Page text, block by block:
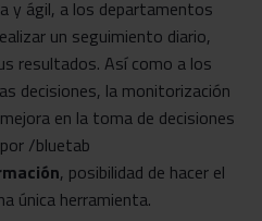
y ágil, a los departamentos
un seguimiento diario,
resultados. Así como a los
decisiones, la monitorización
en la toma de decisiones
/bluetab
, posibilidad de hacer el
única herramienta.